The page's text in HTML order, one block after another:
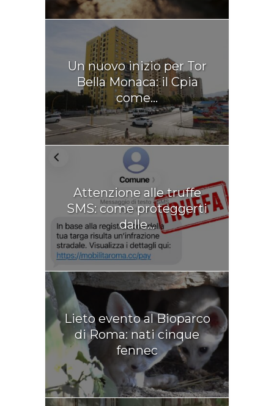
Un nuovo inizio per Tor
Bella Monaca: il Cpia
come...
Attenzione alle truffe
SMS: come proteggerti
dalle...
Lieto evento al Bioparco
di Roma: nati cinque
fennec